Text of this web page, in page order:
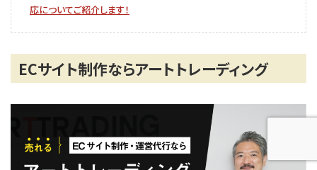
応についてご紹介します！
ECサイト制作ならアートトレーディング